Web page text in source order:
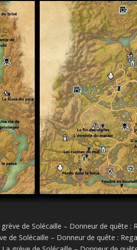
grève de Solécaille – Donneur de quête :
de Solécaille – Donneur de quête :